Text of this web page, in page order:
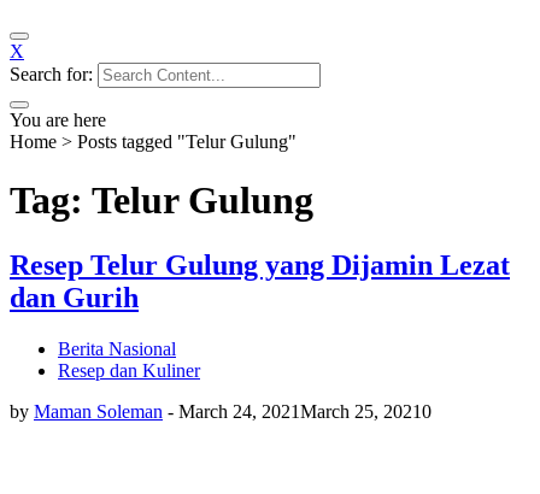
X
Search for:
You are here
Home > Posts tagged "Telur Gulung"
Tag: Telur Gulung
Resep Telur Gulung yang Dijamin Lezat
dan Gurih
Berita Nasional
Resep dan Kuliner
by Maman Soleman - March 24, 2021March 25, 20210